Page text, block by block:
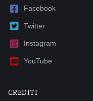
Facebook
Twitter
Instagram
YouTube
CREDITI